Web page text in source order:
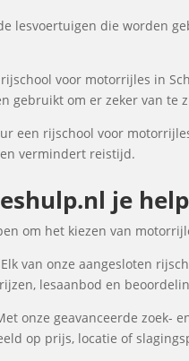
lesvoertuigen die worden
rijschool voor motorrijles in
gebruikt om er zeker van te
een rijschool voor
vermindert reistijd.
je
om het kiezen van
Elk van onze aangesloten
lesaanbod en
onze geavanceerde zoek-
op prijs, locatie of